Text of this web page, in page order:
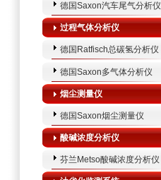
德国Saxon汽车尾气分析仪
过程气体分析仪
德国Ratfisch总碳氢分析仪
德国Saxon多气体分析仪
烟尘测量仪
德国Saxon烟尘测量仪
酸碱浓度分析仪
芬兰Metso酸碱浓度分析仪